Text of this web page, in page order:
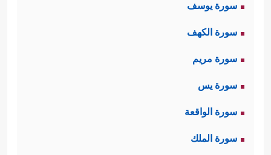
الاستخلاف إنما هو تكليف لآدم وذريته
بإدارة هذه الأرض، وإعمارها وتنظيمها
بالمنهج الذي يرضاه الخالق الكريم ـ،
والآية التي قبل هذا المقطع مباشرة
تقول:﴿هُوَ ٱلَّذِی خَلَقَ لَكُم مَّا فِی ٱلۡأَرۡضِ
جَمِیعࣰا﴾.
سورة يوسف
سورة الكهف
سورة مريم
سورة يس
سورة الواقعة
سورة الملك